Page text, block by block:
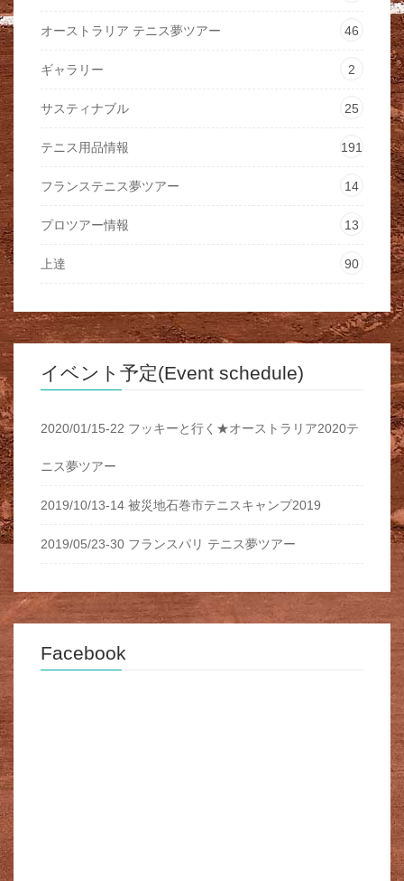
オーストラリア テニス夢ツアー 46
ギャラリー 2
サスティナブル 25
テニス用品情報 191
フランステニス夢ツアー 14
プロツアー情報 13
上達 90
イベント予定(Event schedule)
2020/01/15-22 フッキーと行く★オーストラリア2020テ
ニス夢ツアー
2019/10/13-14 被災地石巻市テニスキャンプ2019
2019/05/23-30 フランスパリ テニス夢ツアー
Facebook